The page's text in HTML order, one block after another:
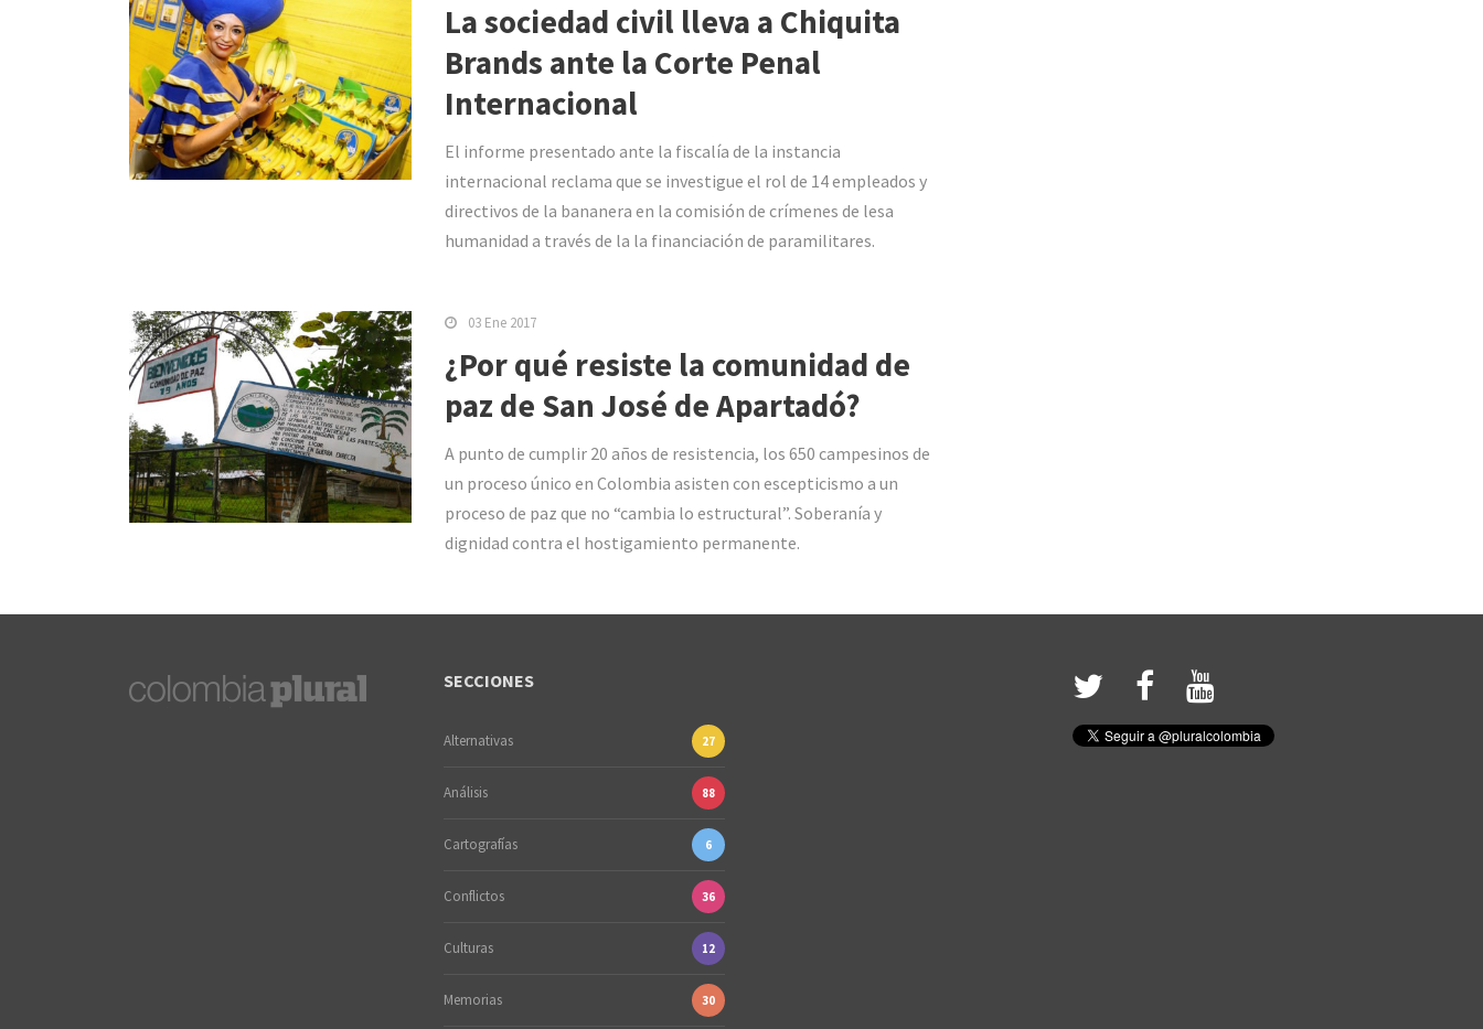
La sociedad civil lleva a Chiquita
Brands ante la Corte Penal
Internacional
El informe presentado ante la fiscalía de la instancia
internacional reclama que se investigue el rol de 14 empleados y
directivos de la bananera en la comisión de crímenes de lesa
humanidad a través de la la financiación de paramilitares.
03 Ene 2017
¿Por qué resiste la comunidad de
paz de San José de Apartadó?
A punto de cumplir 20 años de resistencia, los 650 campesinos de
un proceso único en Colombia asisten con escepticismo a un
proceso de paz que no “cambia lo estructural”. Soberanía y
dignidad contra el hostigamiento permanente.
SECCIONES
Alternativas 27
Análisis 88
Cartografías 6
Conflictos 36
Culturas 12
Memorias 30